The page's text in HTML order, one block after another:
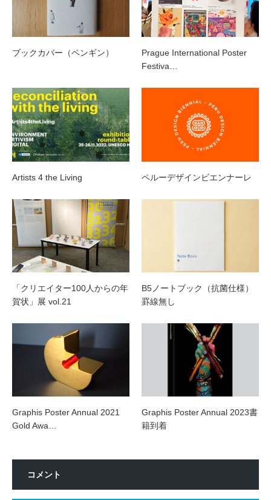
ブックカバー（ペンギン）
Prague International Poster
Festiva…
Artists 4 the Living ペルーデザインビエンナーレ
「クリエイター100人からの年
賀状」展 vol.21
B5ノートブック（抗菌仕様）
罫線無し
Graphis Poster Annual 2021
Gold Awa…
Graphis Poster Annual 2023書
籍到着
コメント